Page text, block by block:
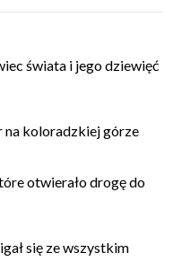
świata i jego dziewięć
koloradzkiej górze
otwierało drogę do
się ze wszystkim